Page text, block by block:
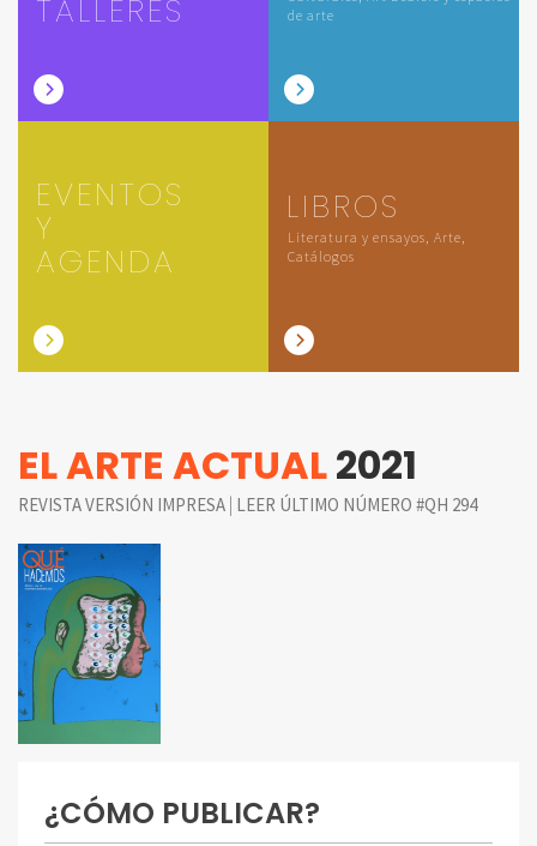
TALLERES
de arte
EVENTOS
Y
AGENDA
LIBROS
Literatura y ensayos, Arte,
Catálogos
EL ARTE ACTUAL2021
REVISTA VERSIÓN IMPRESA | LEER ÚLTIMO NÚMERO #QH 294
¿CÓMO PUBLICAR?